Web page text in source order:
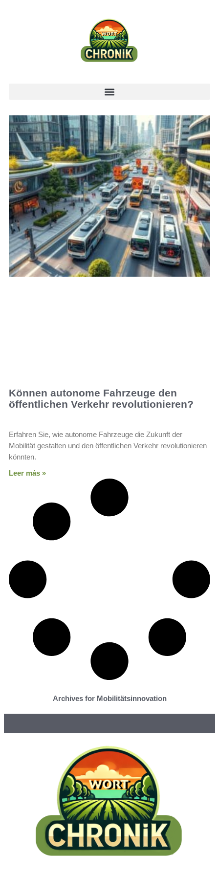
Können autonome Fahrzeuge den
öffentlichen Verkehr revolutionieren?
Erfahren Sie, wie autonome Fahrzeuge die Zukunft der
Mobilität gestalten und den öffentlichen Verkehr revolutionieren
könnten.
Leer más »
Archives for Mobilitätsinnovation